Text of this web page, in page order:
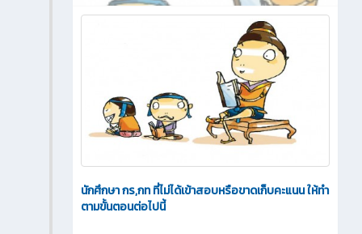
นักศึกษา กร,กท ที่ไม่ได้เข้าสอบหรือขาดเก็บคะแนน ให้ทำ
ตามขั้นตอนต่อไปนี้